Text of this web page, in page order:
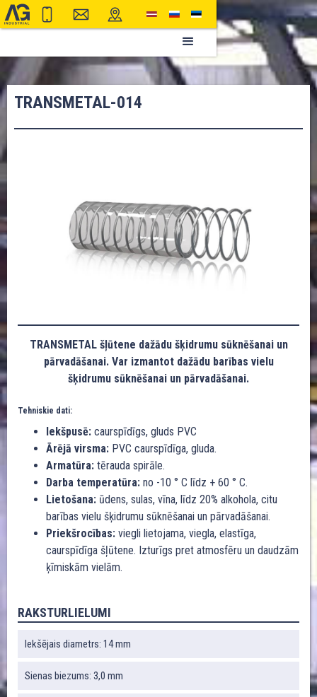
TRANSMETAL-014
TRANSMETAL šļūtene dažādu šķidrumu sūknēšanai un
pārvadāšanai. Var izmantot dažādu barības vielu
šķidrumu sūknēšanai un pārvadāšanai.
Tehniskie dati:
Iekšpusē: caurspīdīgs, gluds PVC
Ārējā virsma: PVC caurspīdīga, gluda.
Armatūra: tērauda spirāle.
Darba temperatūra: no -10 ° C līdz + 60 ° C.
Lietošana: ūdens, sulas, vīna, līdz 20% alkohola, citu
barības vielu šķidrumu sūknēšanai un pārvadāšanai.
Priekšrocības: viegli lietojama, viegla, elastīga,
caurspīdīga šļūtene. Izturīgs pret atmosfēru un daudzām
ķīmiskām vielām.
RAKSTURLIELUMI
Iekšējais diametrs: 14 mm
Sienas biezums: 3,0 mm